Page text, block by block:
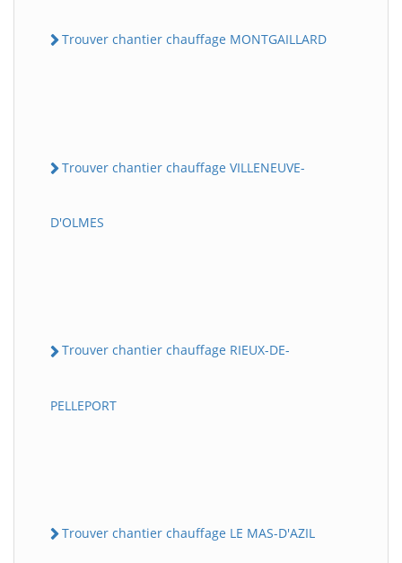
Trouver chantier chauffage MONTGAILLARD
Trouver chantier chauffage VILLENEUVE-
D'OLMES
Trouver chantier chauffage RIEUX-DE-
PELLEPORT
Trouver chantier chauffage LE MAS-D'AZIL